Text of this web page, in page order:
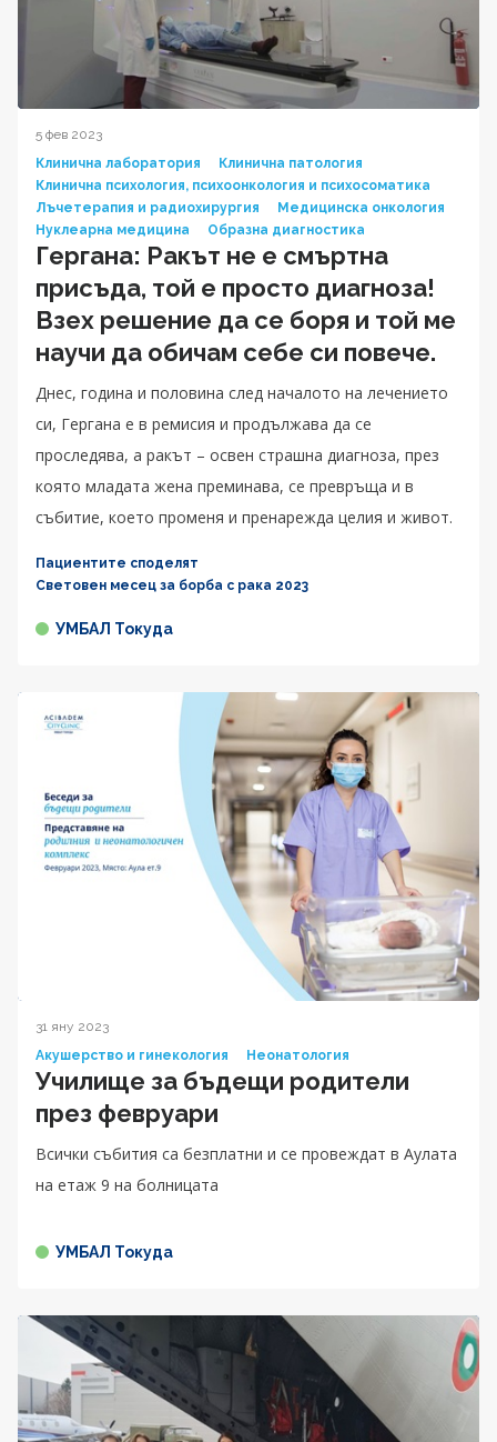
5 фев 2023
Клинична лаборатория
Клинична патология
Клинична психология, психоонкология и психосоматика
Лъчетерапия и радиохирургия
Медицинска онкология
Нуклеарна медицина
Образна диагностика
Гергана: Ракът не е смъртна
присъда, той е просто диагноза!
Взех решение да се боря и той ме
научи да обичам себе си повече.
Днес, година и половина след началото на лечението
си, Гергана е в ремисия и продължава да се
проследява, а ракът – освен страшна диагноза, през
която младата жена преминава, се превръща и в
събитие, което променя и пренарежда целия и живот.
Пациентите споделят
Световен месец за борба с рака 2023
УМБАЛ Токуда
31 яну 2023
Акушерство и гинекология
Неонатология
Училище за бъдещи родители
през февруари
Всички събития са безплатни и се провеждат в Аулата
на етаж 9 на болницата
УМБАЛ Токуда